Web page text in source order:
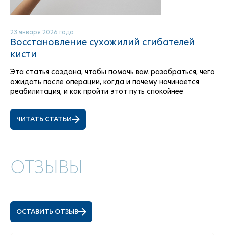
23 января 2026 года
Восстановление сухожилий сгибателей
кисти
Эта статья создана, чтобы помочь вам разобраться, чего
ожидать после операции, когда и почему начинается
реабилитация, и как пройти этот путь спокойнее
ЧИТАТЬ СТАТЬИ
ОТЗЫВЫ
ОСТАВИТЬ ОТЗЫВ